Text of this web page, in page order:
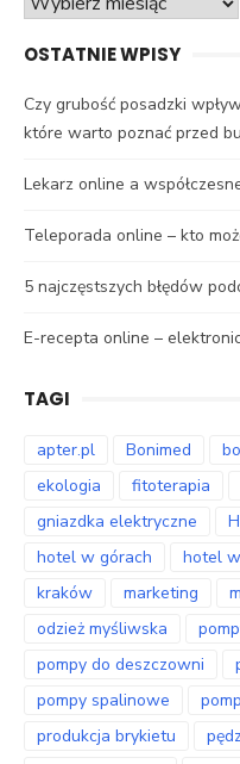
OSTATNIE WPISY
Czy grubość posadzki
które warto poznać przed
Lekarz online a
Teleporada online – kto
5 najczęstszych błędów
E-recepta online –
TAGI
apter.pl Bonimed
ekologia
fitoterapia
gniazdka elektryczne
hotel w górach
hotel
kraków
marketing
odzież myśliwska
pompy do deszczowni
pompy spalinowe
produkcja brykietu